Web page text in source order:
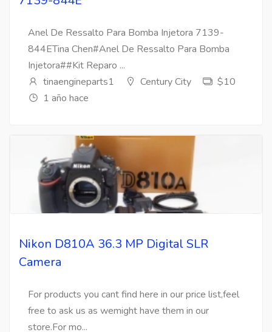
Anel De Ressalto Para Bomba Injetora 7139-
844ETina Chen#Anel De Ressalto Para Bomba
Injetora##Kit Reparo ...
tinaengineparts1
Century City
$10
1 año hace
Nikon D810A 36.3 MP Digital SLR
Camera
For products you cant find here in our price list,feel
free to ask us as wemight have them in our
store.For mo...